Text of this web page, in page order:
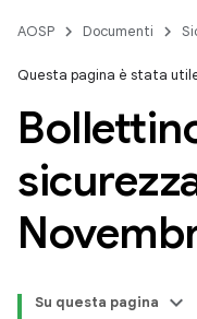
AOSP Documenti
Questa pagina è stata
Su questa pagina